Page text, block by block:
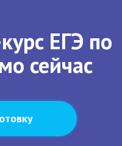
ЕГЭ по
сейчас